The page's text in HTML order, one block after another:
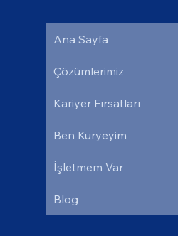
Ana Sayfa
Çözümlerimiz
Kariyer Fırsatları
Ben Kuryeyim
İşletmem Var
Blog